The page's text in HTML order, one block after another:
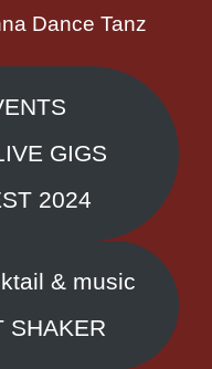
GIGS
2024
& music
SHAKER